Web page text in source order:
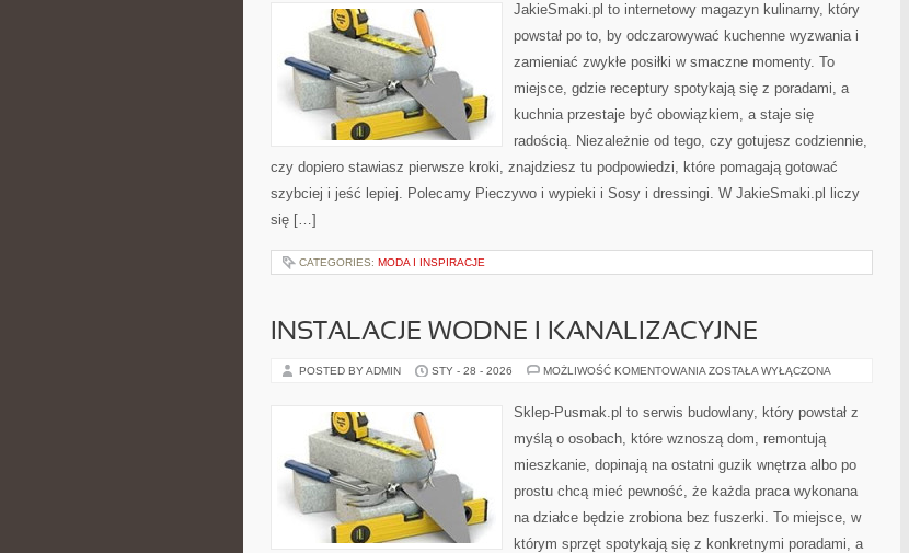
JakieSmaki.pl to internetowy magazyn kulinarny, który
powstał po to, by odczarowywać kuchenne wyzwania i
zamieniać zwykłe posiłki w smaczne momenty. To
miejsce, gdzie receptury spotykają się z poradami, a
kuchnia przestaje być obowiązkiem, a staje się
radością. Niezależnie od tego, czy gotujesz codziennie,
czy dopiero stawiasz pierwsze kroki, znajdziesz tu podpowiedzi, które pomagają gotować
szybciej i jeść lepiej. Polecamy Pieczywo i wypieki i Sosy i dressingi. W JakieSmaki.pl liczy
się […]
CATEGORIES: MODA I INSPIRACJE
INSTALACJE WODNE I KANALIZACYJNE
POSTED BY ADMIN STY - 28 - 2026 MOŻLIWOŚĆ KOMENTOWANIA INSTALACJE
KANALIZACYJNE
ZOSTAŁA WYŁĄCZONA
Sklep-Pusmak.pl to serwis budowlany, który powstał z
myślą o osobach, które wznoszą dom, remontują
mieszkanie, dopinają na ostatni guzik wnętrza albo po
prostu chcą mieć pewność, że każda praca wykonana
na działce będzie zrobiona bez fuszerki. To miejsce, w
którym sprzęt spotykają się z konkretnymi poradami, a